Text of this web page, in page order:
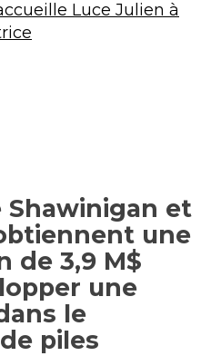
Luce Julien à
Shawinigan et
une
de 3,9 M$
une
le
piles